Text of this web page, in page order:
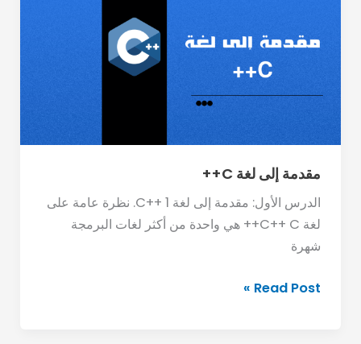
مقدمة إلى لغة C++
الدرس الأول: مقدمة إلى لغة C++ 1. نظرة عامة على
لغة C++ C++ هي واحدة من أكثر لغات البرمجة
شهرة
C++
Read Post »